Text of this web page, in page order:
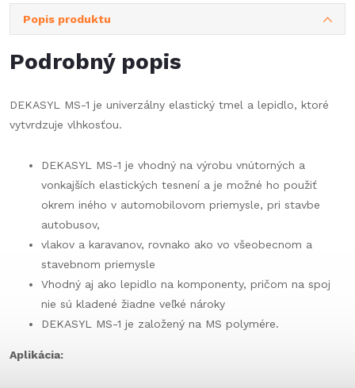
Popis produktu
Podrobný popis
DEKASYL MS-1 je univerzálny elastický tmel a lepidlo, ktoré
vytvrdzuje vlhkosťou.
DEKASYL MS-1 je vhodný na výrobu vnútorných a
vonkajších elastických tesnení a je možné ho použiť
okrem iného v automobilovom priemysle, pri stavbe
autobusov,
vlakov a karavanov, rovnako ako vo všeobecnom a
stavebnom priemysle
Vhodný aj ako lepidlo na komponenty, pričom na spoj
nie sú kladené žiadne veľké nároky
DEKASYL MS-1 je založený na MS polymére.
Aplikácia: